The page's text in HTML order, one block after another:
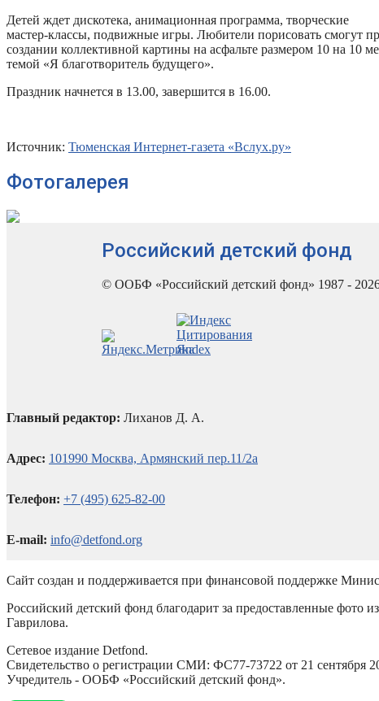
Детей ждет дискотека, анимационная программа, творческие
мастер-классы, подвижные игры. Любители порисовать смогут
создании коллективной картины на асфальте размером 10 на 10
темой «Я благотворитель будущего».
Праздник начнется в 13.00, завершится в 16.00.
Источник: Тюменская Интернет-газета «Вслух.ру»
Фотогалерея
Российский детский фонд
© ООБФ «Российский детский фонд» 1987 -
Главный редактор: Лиханов Д. А.
Адрес: 101990 Москва, Армянский пер.11/2а
Телефон: +7 (495) 625-82-00
E-mail: info@detfond.org
Сайт создан и поддерживается при финансовой поддержке
Российский детский фонд благодарит за предоставленные фото
Гаврилова.
Сетевое издание Detfond.
Свидетельство о регистрации СМИ: ФС77-73722 от 21 сентября
Учредитель - ООБФ «Российский детский фонд».